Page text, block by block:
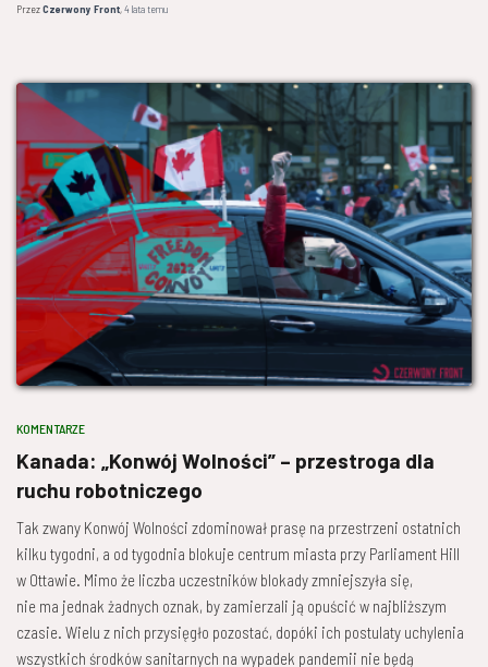
PrzezCzerwony Front,4 latatemu
KOMENTARZE
Kanada: „Konwój Wolności” – przestroga dla
ruchu robotniczego
Tak zwany Konwój Wolności zdominował prasę na przestrzeni ostatnich
kilku tygodni, a od tygodnia blokuje centrum miasta przy Parliament Hill
w Ottawie. Mimo że liczba uczestników blokady zmniejszyła się,
nie ma jednak żadnych oznak, by zamierzali ją opuścić w najbliższym
czasie. Wielu z nich przysięgło pozostać, dopóki ich postulaty uchylenia
wszystkich środków sanitarnych na wypadek pandemii nie będą